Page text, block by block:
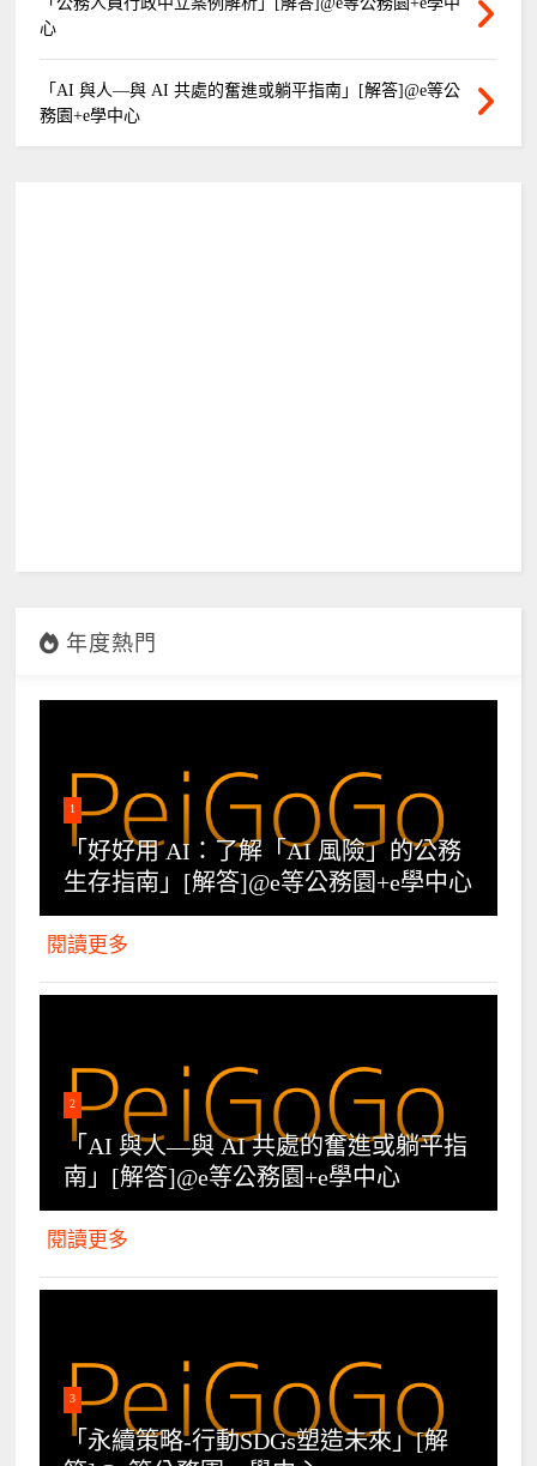
心
「AI 與人—與 AI 共處的奮進或躺平指南」[解答]@e等公
務園+e學中心
年度熱門
1
「好好用 AI：了解「AI 風險」的公務
生存指南」[解答]@e等公務園+e學中心
閱讀更多
2
「AI 與人—與 AI 共處的奮進或躺平指
南」[解答]@e等公務園+e學中心
閱讀更多
3
「永續策略-行動SDGs塑造未來」[解